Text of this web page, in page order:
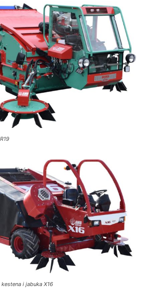
i jabuka X16